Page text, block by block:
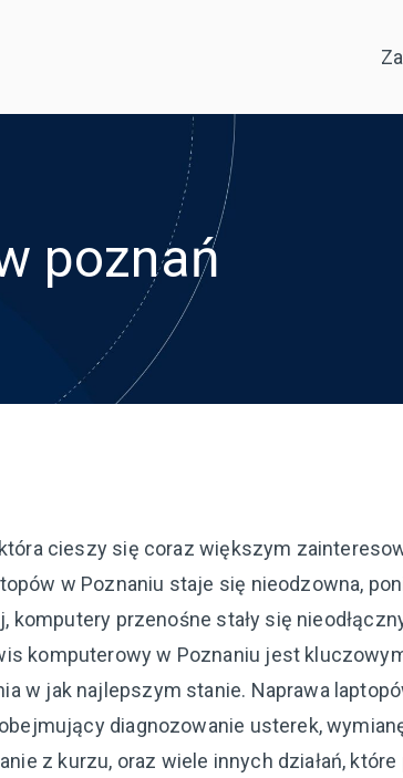
poznań
cieszy się coraz większym
w Poznaniu staje się nieodzowna,
przenośne stały się
komputerowy w Poznaniu jest
w jak najlepszym stanie. Naprawa
diagnozowanie usterek,
z kurzu, oraz wiele innych działań, które